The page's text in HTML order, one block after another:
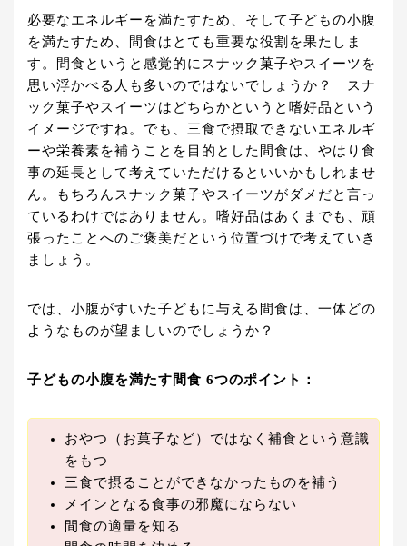
必要なエネルギーを満たすため、そして子どもの小腹
を満たすため、間食はとても重要な役割を果たしま
す。間食というと感覚的にスナック菓子やスイーツを
思い浮かべる人も多いのではないでしょうか？ スナ
ック菓子やスイーツはどちらかというと嗜好品という
イメージですね。でも、三食で摂取できないエネルギ
ーや栄養素を補うことを目的とした間食は、やはり食
事の延長として考えていただけるといいかもしれませ
ん。もちろんスナック菓子やスイーツがダメだと言っ
ているわけではありません。嗜好品はあくまでも、頑
張ったことへのご褒美だという位置づけで考えていき
ましょう。
では、小腹がすいた子どもに与える間食は、一体どの
ようなものが望ましいのでしょうか？
子どもの小腹を満たす間食 6つのポイント：
おやつ（お菓子など）ではなく補食という意識
をもつ
三食で摂ることができなかったものを補う
メインとなる食事の邪魔にならない
間食の適量を知る